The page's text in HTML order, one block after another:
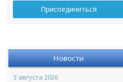
Присоединиться
Новости
3 августа 2026